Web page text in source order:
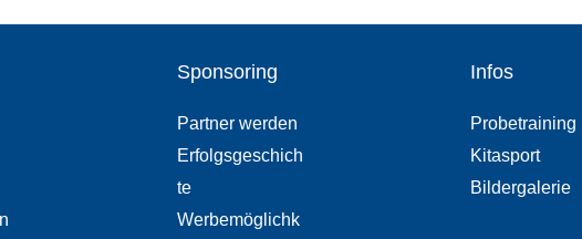
Sponsoring
Partner werden
Erfolgsgeschich
te
Werbemöglichk
Infos
Probetraining
Kitasport
Bildergalerie